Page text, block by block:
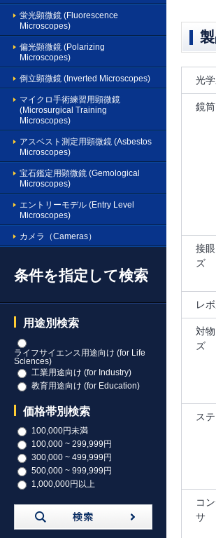
蛍光顕微鏡 (Fluorescence
Microscopes)
偏光顕微鏡 (Polarizing
Microscopes)
倒立顕微鏡 (Inverted Microscopes)
マイクロ手術練習用顕微鏡
(Microsurgical Training
Microscopes)
アスベスト測定用顕微鏡 (Asbestos
Microscopes)
宝石鑑定用顕微鏡 (Gemological
Microscopes)
エントリーモデル (Entry Level
Microscopes)
カメラ（Cameras）
条件を指定して検索
用途別検索
ライフサイエンス用途向け (for Life
Sciences)
工業用途向け (for Industry)
教育用途向け (for Education)
価格帯別検索
100,000円未満
100,000 ~ 299,999円
300,000 ~ 499,999円
500,000 ~ 999,999円
1,000,000円以上
光
鏡筒
接
ズ
レ
対
ズ
ス
コ
サ